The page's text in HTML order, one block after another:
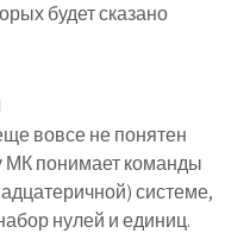
будет сказано
вовсе не понятен
МК понимает команды
системе,
нулей и единиц.